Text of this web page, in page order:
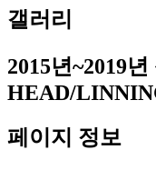
갤러리
2015년~2019년
HEAD/
페이지 정보